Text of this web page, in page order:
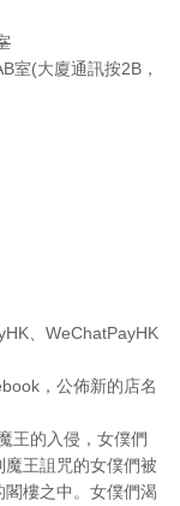
室(大廈通訊按2B，
、WeChatPayHK
，公佈新的店名
王的入侵，女僕們
王詛咒的女僕們被
樓之中。女僕們渴